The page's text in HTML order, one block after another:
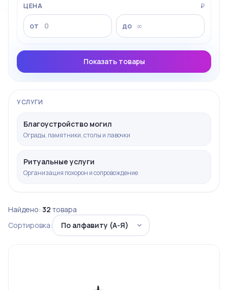
ЦЕНА ₽
от до
Показать товары
УСЛУГИ
Благоустройство могил
Ограды, памятники, столы и лавочки
Ритуальные услуги
Организация похорон и сопровождение
Найдено: 32 товара
Сортировка: